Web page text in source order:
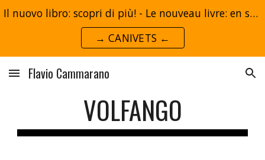
Skip to main content
Il nuovo libro: scopri di più! - Le nouveau livre: en savoir plus!
→ CANIVETS ←
Flavio Cammarano
VOLFANGO